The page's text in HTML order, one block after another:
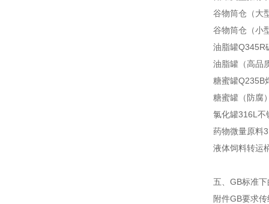
谷物筒仓（大
谷物筒仓（小
油脂罐Q345R
油脂罐（高品
糖蜜罐Q235B
糖蜜罐（防腐
氯化罐316L不
药物微量原料
液体饲料转运
五、GB标准
附件GB要求传